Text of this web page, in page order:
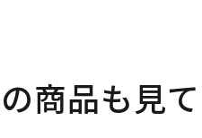
商品も見